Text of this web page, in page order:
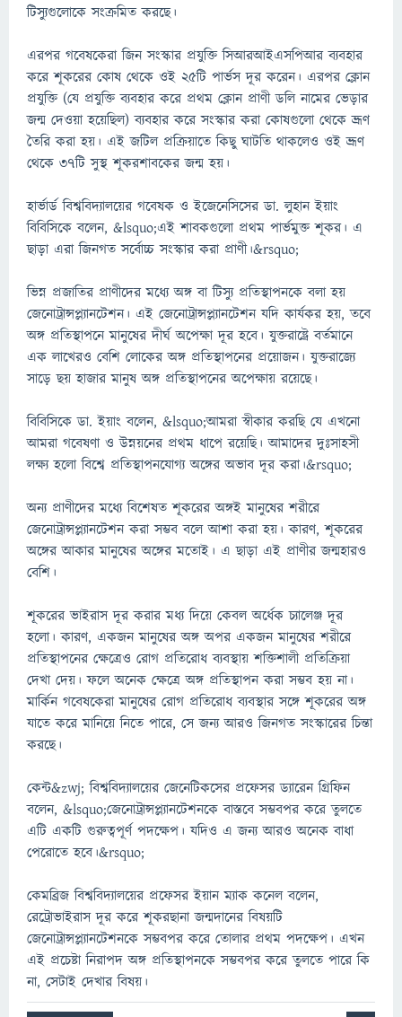
টিস্যুগুলোকে সংক্রমিত করছে।
এরপর গবেষকেরা জিন সংস্কার প্রযুক্তি সিআরআইএসপিআর ব্যবহার
করে শূকরের কোষ থেকে ওই ২৫টি পার্ভস দূর করেন। এরপর ক্লোন
প্রযুক্তি (যে প্রযুক্তি ব্যবহার করে প্রথম ক্লোন প্রাণী ডলি নামের ভেড়ার
জন্ম দেওয়া হয়েছিল) ব্যবহার করে সংস্কার করা কোষগুলো থেকে ভ্রূণ
তৈরি করা হয়। এই জটিল প্রক্রিয়াতে কিছু ঘাটতি থাকলেও ওই ভ্রূণ
থেকে ৩৭টি সুস্থ শূকরশাবকের জন্ম হয়।
হার্ভার্ড বিশ্ববিদ্যালয়ের গবেষক ও ইজেনেসিসের ডা. লুহান ইয়াং
বিবিসিকে বলেন, &lsquo;এই শাবকগুলো প্রথম পার্ভমুক্ত শূকর। এ
ছাড়া এরা জিনগত সর্বোচ্চ সংস্কার করা প্রাণী।&rsquo;
ভিন্ন প্রজাতির প্রাণীদের মধ্যে অঙ্গ বা টিস্যু প্রতিস্থাপনকে বলা হয়
জেনোট্রান্সপ্ল্যানটেশন। এই জেনোট্রান্সপ্ল্যানটেশন যদি কার্যকর হয়, তবে
অঙ্গ প্রতিস্থাপনে মানুষের দীর্ঘ অপেক্ষা দূর হবে। যুক্তরাষ্ট্রে বর্তমানে
এক লাখেরও বেশি লোকের অঙ্গ প্রতিস্থাপনের প্রয়োজন। যুক্তরাজ্যে
সাড়ে ছয় হাজার মানুষ অঙ্গ প্রতিস্থাপনের অপেক্ষায় রয়েছে।
বিবিসিকে ডা. ইয়াং বলেন, &lsquo;আমরা স্বীকার করছি যে এখনো
আমরা গবেষণা ও উন্নয়নের প্রথম ধাপে রয়েছি। আমাদের দুঃসাহসী
লক্ষ্য হলো বিশ্বে প্রতিস্থাপনযোগ্য অঙ্গের অভাব দূর করা।&rsquo;
অন্য প্রাণীদের মধ্যে বিশেষত শূকরের অঙ্গই মানুষের শরীরে
জেনোট্রান্সপ্ল্যানটেশন করা সম্ভব বলে আশা করা হয়। কারণ, শূকরের
অঙ্গের আকার মানুষের অঙ্গের মতোই। এ ছাড়া এই প্রাণীর জন্মহারও
বেশি।
শূকরের ভাইরাস দূর করার মধ্য দিয়ে কেবল অর্ধেক চ্যালেঞ্জ দূর
হলো। কারণ, একজন মানুষের অঙ্গ অপর একজন মানুষের শরীরে
প্রতিস্থাপনের ক্ষেত্রেও রোগ প্রতিরোধ ব্যবস্থায় শক্তিশালী প্রতিক্রিয়া
দেখা দেয়। ফলে অনেক ক্ষেত্রে অঙ্গ প্রতিস্থাপন করা সম্ভব হয় না।
মার্কিন গবেষকেরা মানুষের রোগ প্রতিরোধ ব্যবস্থার সঙ্গে শূকরের অঙ্গ
যাতে করে মানিয়ে নিতে পারে, সে জন্য আরও জিনগত সংস্কারের চিন্তা
করছে।
কেন্ট&zwj; বিশ্ববিদ্যালয়ের জেনেটিকসের প্রফেসর ড্যারেন গ্রিফিন
বলেন, &lsquo;জেনোট্রান্সপ্ল্যানটেশনকে বাস্তবে সম্ভবপর করে তুলতে
এটি একটি গুরুত্বপূর্ণ পদক্ষেপ। যদিও এ জন্য আরও অনেক বাধা
পেরোতে হবে।&rsquo;
কেমব্রিজ বিশ্ববিদ্যালয়ের প্রফেসর ইয়ান ম্যাক কনেল বলেন,
রেট্রোভাইরাস দূর করে শূকরছানা জন্মদানের বিষয়টি
জেনোট্রান্সপ্ল্যানটেশনকে সম্ভবপর করে তোলার প্রথম পদক্ষেপ। এখন
এই প্রচেষ্টা নিরাপদ অঙ্গ প্রতিস্থাপনকে সম্ভবপর করে তুলতে পারে কি
না, সেটাই দেখার বিষয়।